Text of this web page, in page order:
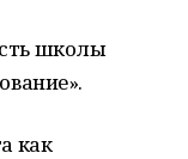
школы
как